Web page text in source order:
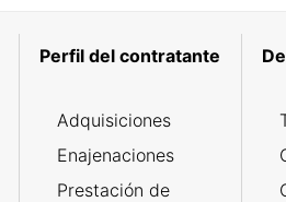
Perfil del contratante
Adquisiciones
Enajenaciones
Prestación de